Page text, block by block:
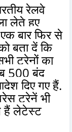
रेलवे
लेते हुए
बार फिर से
बता दें कि
ट्रेनों का
500 बंद
दिए गए हैं.
ट्रेनें भी
हैं लेटेस्ट